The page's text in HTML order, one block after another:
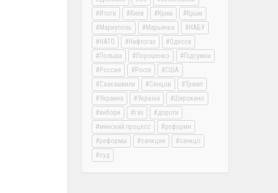
Итоги
Киев Крим
Крым
Мариуполь
Марьинка
НАБУ
НАТО
Нафтогаз
Одесса
Польша
Порошенко
Підсумки
Россия
Росія
США
Саакашвили
Сенцов
Трамп
Украина
Україна
Широкино
вибори
газ
дороги
минский процесс
реформи
реформы
санкции
санкції
суд